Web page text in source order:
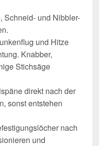
Schneid- und Nibbler-
und Hitze
Knabber,
Stichsäge
direkt nach der
sonst entstehen
nach
und